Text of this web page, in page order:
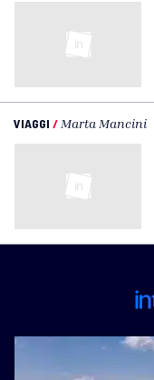
VIAGGI / Marta Mancini